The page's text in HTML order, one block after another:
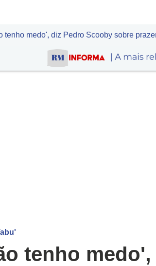
tenho medo', diz Pedro Scooby sobre
tenho